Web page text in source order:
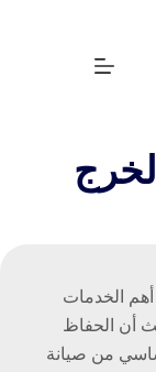
الخدمات
أن الحفاظ
من صيانة